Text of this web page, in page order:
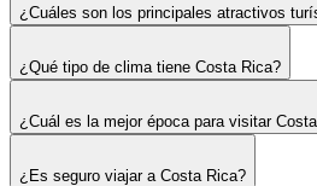
¿Cuáles son los principales atractivos
¿Qué tipo de clima tiene Costa Rica?
¿Cuál es la mejor época para visitar
¿Es seguro viajar a Costa Rica?